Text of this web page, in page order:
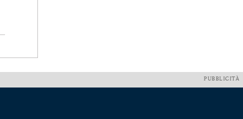
PUBBLICITÀ